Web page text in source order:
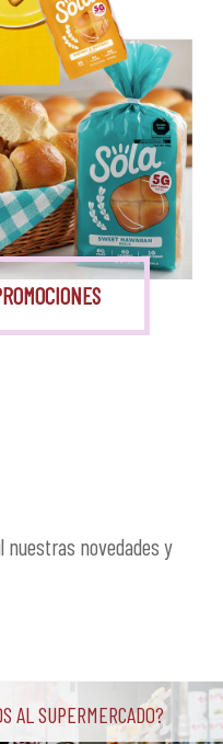
novedades y
al supermercado?